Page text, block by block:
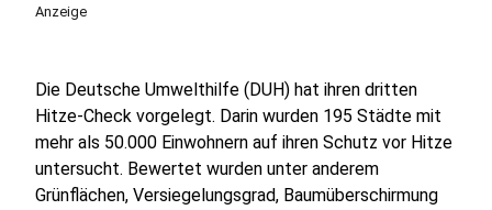
Anzeige
Die Deutsche Umwelthilfe (DUH) hat ihren dritten
Hitze-Check vorgelegt. Darin wurden 195 Städte mit
mehr als 50.000 Einwohnern auf ihren Schutz vor Hitze
untersucht. Bewertet wurden unter anderem
Grünflächen, Versiegelungsgrad, Baumüberschirmung